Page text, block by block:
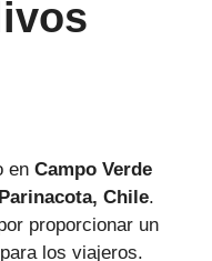
en Campo Verde
Chile.
proporcionar un
los viajeros.